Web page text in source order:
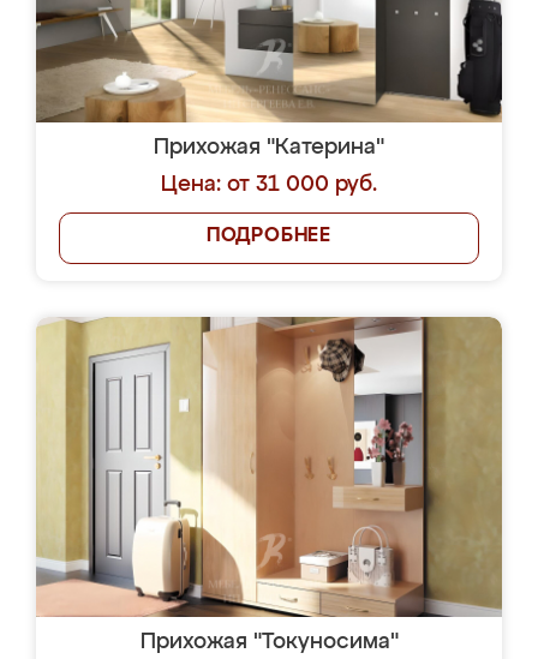
Прихожая "Катерина"
Цена: от 31 000 руб.
ПОДРОБНЕЕ
Прихожая "Токуносима"